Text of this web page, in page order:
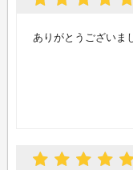
ありがとうございま